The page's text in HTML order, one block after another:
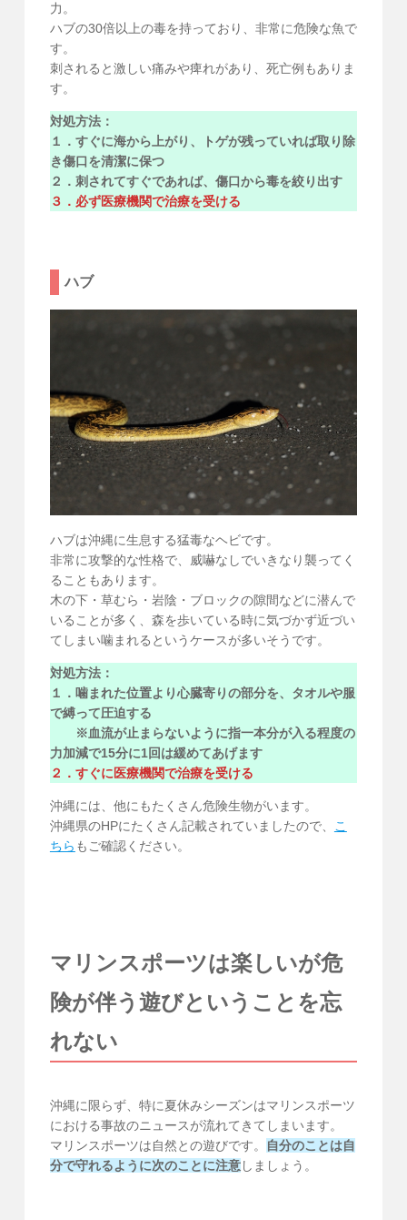
力。
ハブの30倍以上の毒を持っており、非常に危険な魚で
す。
刺されると激しい痛みや痺れがあり、死亡例もありま
す。
対処方法：
１．すぐに海から上がり、トゲが残っていれば取り除
き傷口を清潔に保つ
２．刺されてすぐであれば、傷口から毒を絞り出す
３．必ず医療機関で治療を受ける
ハブ
ハブは沖縄に生息する猛毒なヘビです。
非常に攻撃的な性格で、威嚇なしでいきなり襲ってく
ることもあります。
木の下・草むら・岩陰・ブロックの隙間などに潜んで
いることが多く、森を歩いている時に気づかず近づい
てしまい噛まれるというケースが多いそうです。
対処方法：
１．噛まれた位置より心臓寄りの部分を、タオルや服
で縛って圧迫する
※血流が止まらないように指一本分が入る程度の
力加減で15分に1回は緩めてあげます
２．すぐに医療機関で治療を受ける
沖縄には、他にもたくさん危険生物がいます。
沖縄県のHPにたくさん記載されていましたので、
こ
ちら もご確認ください。
マリンスポーツは楽しいが危
険が伴う遊びということを忘
れない
沖縄に限らず、特に夏休みシーズンはマリンスポーツ
における事故のニュースが流れてきてしまいます。
マリンスポーツは自然との遊びです。
自分のことは自
分で守れるように次のことに注意しましょう。